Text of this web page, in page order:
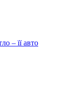
– її авто